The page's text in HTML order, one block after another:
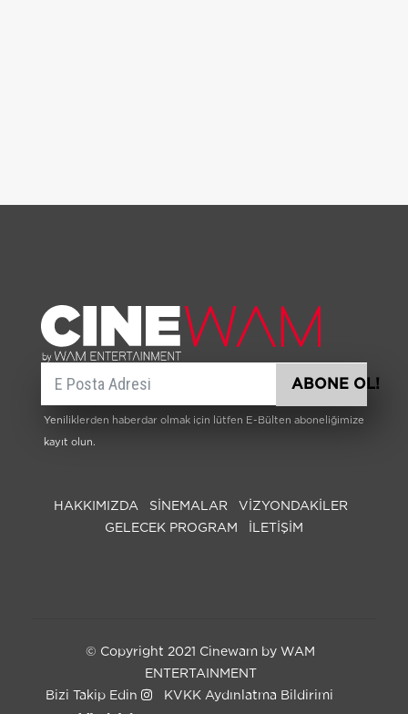
ABONE OL!
Yeniliklerden haberdar olmak için lütfen E-Bülten aboneliğimize
kayıt olun.
HAKKIMIZDA SİNEMALAR
VIZYONDAKILER
GELECEK PROGRAM
İLETİŞİM
© Copyright 2021 Cinewam by WAM
ENTERTAINMENT
Bizi Takip Edin
KVKK Aydınlatma Bildirimi